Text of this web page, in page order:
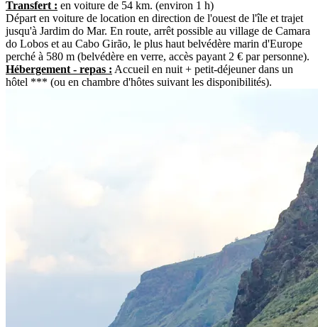
Transfert : en voiture de 54 km. (environ 1 h)
Départ en voiture de location en direction de l'ouest de l'île et trajet
jusqu'à Jardim do Mar. En route, arrêt possible au village de Camara
do Lobos et au Cabo Girão, le plus haut belvédère marin d'Europe
perché à 580 m (belvédère en verre, accès payant 2 € par personne).
Hébergement - repas : Accueil en nuit + petit-déjeuner dans un
hôtel *** (ou en chambre d'hôtes suivant les disponibilités).